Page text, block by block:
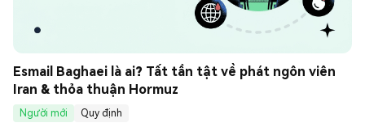
Esmail Baghaei là ai? Tất tần tật về phát ngôn viên
Iran & thỏa thuận Hormuz
Người mới
Quy định